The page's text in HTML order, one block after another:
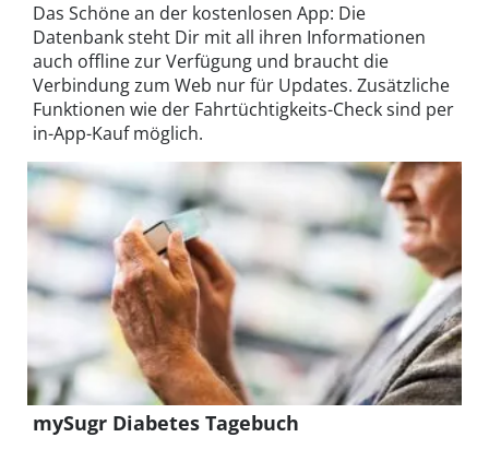
Das Schöne an der kostenlosen App: Die
Datenbank steht Dir mit all ihren Informationen
auch offline zur Verfügung und braucht die
Verbindung zum Web nur für Updates. Zusätzliche
Funktionen wie der Fahrtüchtigkeits-Check sind per
in-App-Kauf möglich.
mySugr Diabetes Tagebuch